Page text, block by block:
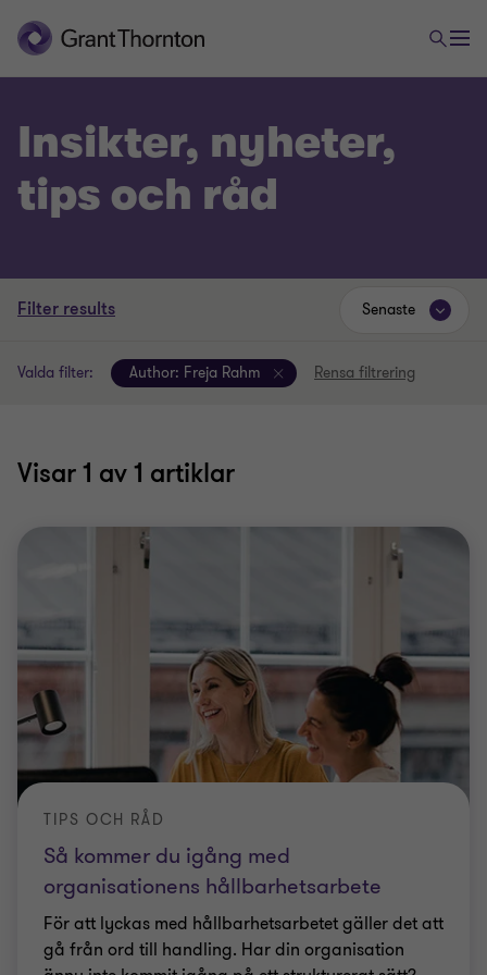
Insikter, nyheter,
tips och råd
Filter results
Valda filter: Author: Freja Rahm Rensa filtrering
Visar1 av 1 artiklar
Senaste
Så kommer du igång med
organisationens hållbarhetsarbete
TIPS OCH RÅD
För att lyckas med hållbarhetsarbetet gäller det att
gå från ord till handling. Har din organisation